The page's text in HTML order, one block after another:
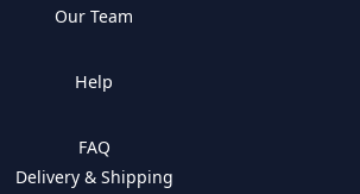
Our Team
Help
FAQ
Delivery & Shipping